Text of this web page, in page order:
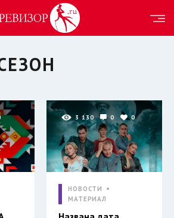
3 130 0 0
НОВОСТИ
МАТЕРИАЛ